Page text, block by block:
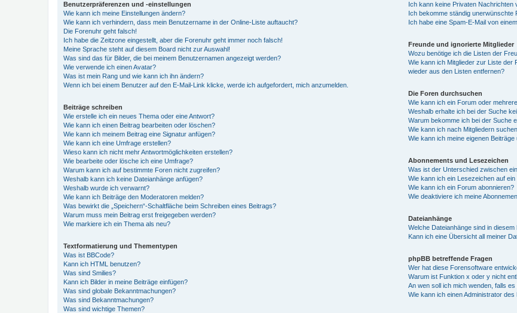
Benutzerpräferenzen und -einstellungen
Wie kann ich meine Einstellungen ändern?
Wie kann ich verhindern, dass mein Benutzername in der Online-Liste auftaucht?
Die Forenuhr geht falsch!
Ich habe die Zeitzone eingestellt, aber die Forenuhr geht immer noch falsch!
Meine Sprache steht auf diesem Board nicht zur Auswahl!
Was sind das für Bilder, die bei meinem Benutzernamen angezeigt werden?
Wie verwende ich einen Avatar?
Was ist mein Rang und wie kann ich ihn ändern?
Wenn ich bei einem Benutzer auf den E-Mail-Link klicke, werde ich aufgefordert, mich anzumelden.
Beiträge schreiben
Wie erstelle ich ein neues Thema oder eine Antwort?
Wie kann ich einen Beitrag bearbeiten oder löschen?
Wie kann ich meinem Beitrag eine Signatur anfügen?
Wie kann ich eine Umfrage erstellen?
Wieso kann ich nicht mehr Antwortmöglichkeiten erstellen?
Wie bearbeite oder lösche ich eine Umfrage?
Warum kann ich auf bestimmte Foren nicht zugreifen?
Weshalb kann ich keine Dateianhänge anfügen?
Weshalb wurde ich verwarnt?
Wie kann ich Beiträge den Moderatoren melden?
Was bewirkt die „Speichern“-Schaltfläche beim Schreiben eines Beitrags?
Warum muss mein Beitrag erst freigegeben werden?
Wie markiere ich ein Thema als neu?
Textformatierung und Thementypen
Was ist BBCode?
Kann ich HTML benutzen?
Was sind Smilies?
Kann ich Bilder in meine Beiträge einfügen?
Was sind globale Bekanntmachungen?
Was sind Bekanntmachungen?
Was sind wichtige Themen?
Ich kann keine Privaten Nachrichten
Ich bekomme ständig unerwünschte
Ich habe eine Spam-E-Mail von
Freunde und ignorierte Mitglieder
Wozu benötige ich die Listen der
Wie kann ich Mitglieder zur Liste der
wieder aus den Listen entfernen?
Die Foren durchsuchen
Wie kann ich ein Forum oder
Weshalb erhalte ich bei der Suche
Warum bekomme ich bei der Suche
Wie kann ich nach Mitgliedern
Wie kann ich meine eigenen
Abonnements und Lesezeichen
Was ist der Unterschied zwischen
Wie kann ich ein Lesezeichen auf
Wie kann ich ein Forum abonnieren?
Wie deaktiviere ich meine
Dateianhänge
Welche Dateianhänge sind in
Kann ich eine Übersicht all meiner
phpBB betreffende Fragen
Wer hat diese Forensoftware
Warum ist Funktion x oder y nicht
An wen soll ich mich wenden, falls
Wie kann ich einen Administrator